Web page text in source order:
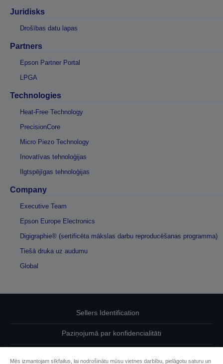
Juridisks
Drošības datu lapas
Partners
Epson Partner Portal
LPGA
Technologies
Heat-Free Technology
PrecisionCore
Micro Piezo Technology
Inovatīvas tehnoloģijas
Ilgtspējīgas tehnoloģijas
Company
Executive Team
Epson Europe Electronics
Digigraphie® (sertificēta mākslas darbu reproducēšanas programma)
Tiešā druka uz audumu
Global
Sellers Identification
Paziņojumā par konfidencialitāti
Mēs izmantojam sīkfailus, lai nodrošinātu mūsu vietnes darbību, pielāgotu saturu un